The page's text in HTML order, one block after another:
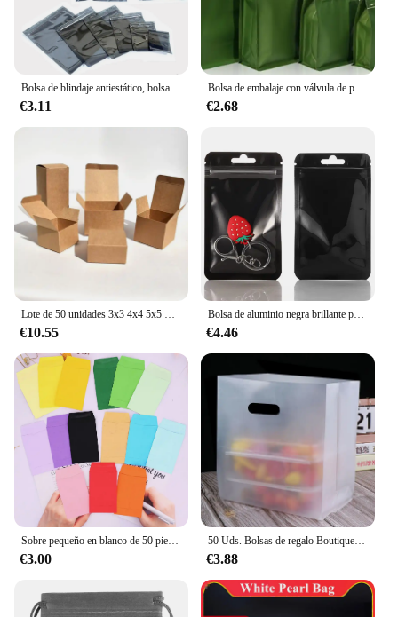
Bolsa de blindaje antiestático, bolsa de embalaje para HDD, Chip de instrumentos ESD, accesorios electrónicos, bolsas de línea de datos de batería, 50-100 piezas
€3.11
Bolsa de embalaje con válvula de papel de aluminio, 5 piezas, 1/4 ~ 2 libras, resellable, a prueba de Sol, para granos de café, cacao en polvo, aperitivos y té
€2.68
Lote de 50 unidades 3x3 4x4 5x5 ~ 10x10cm caja de papel de cartón de Color negro, botella de aceite esencial de Perfume para botellas de tubo
€10.55
Bolsa de aluminio negra brillante para ventana, 100 piezas, transparente, resellable, para joyería, belleza de uñas, fonecells, auriculares, bolsas de embalaje de regalo
€4.46
Sobre pequeño en blanco de 50 piezas, sobre vacío, tarjeta de embalaje, depósito de efectivo, sobre mixto, tarjeta de invitación
€3.00
50 Uds. Bolsas de regalo Boutique dulces postre pastel bolsa de embalaje para llevar bolsas de compras de mercancía para bolsa de embalaje de regalo de Color sólido
€3.88